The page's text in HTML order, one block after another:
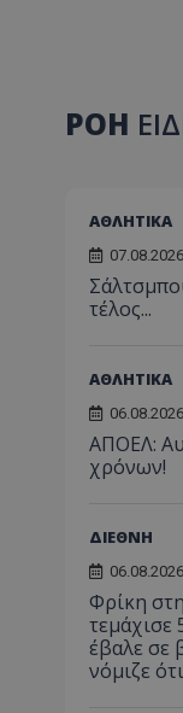
ΡΟΗ
ΑΘΛΗΤΙΚΑ
τέλος...
ΑΘΛΗΤΙΚΑ
ΑΠΟΕΛ:
χρόνων!
ΔΙΕΘΝΗ
Φρίκη
τεμάχισε
έβαλε σε
νόμιζε